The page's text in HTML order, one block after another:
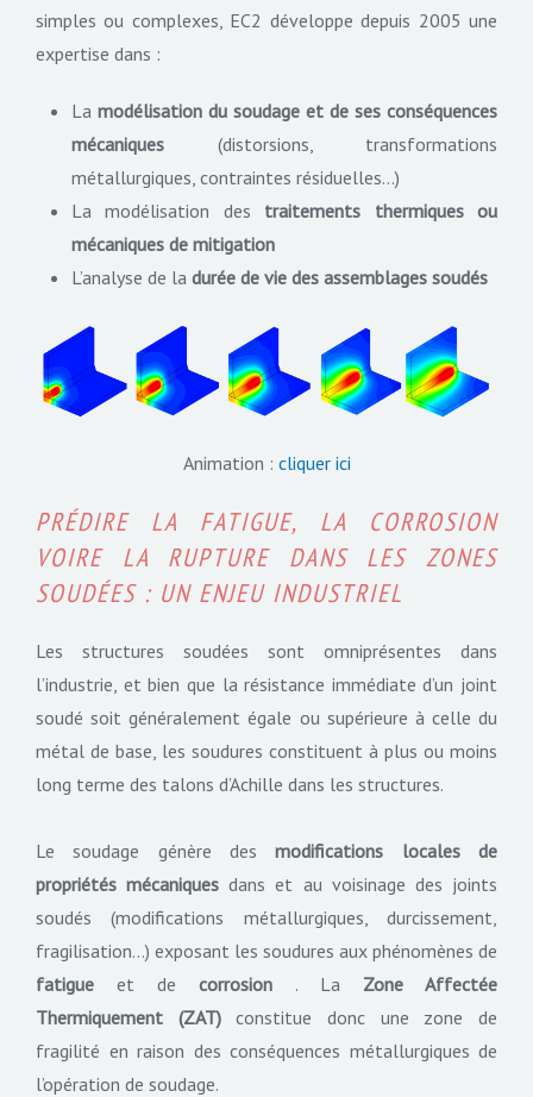
simples ou complexes, EC2 développe depuis 2005 une
expertise dans :
La modélisation du soudage et de ses conséquences
mécaniques (distorsions, transformations
métallurgiques, contraintes résiduelles…)
La modélisation des traitements thermiques ou
mécaniques de mitigation
L’analyse de la durée de vie des assemblages soudés
Animation : cliquer ici
PRÉDIRE LA FATIGUE, LA CORROSION
VOIRE LA RUPTURE DANS LES ZONES
SOUDÉES : UN ENJEU INDUSTRIEL
Les structures soudées sont omniprésentes dans
l’industrie, et bien que la résistance immédiate d’un joint
soudé soit généralement égale ou supérieure à celle du
métal de base, les soudures constituent à plus ou moins
long terme des talons d’Achille dans les structures.
Le soudage génère desmodifications locales de
propriétés mécaniquesdans et au voisinage des joints
soudés (modifications métallurgiques, durcissement,
fragilisation…) exposant les soudures aux phénomènes de
fatigue et de corrosion . La Zone Affectée
Thermiquement (ZAT)constitue donc une zone de
fragilité en raison des conséquences métallurgiques de
l’opération de soudage.